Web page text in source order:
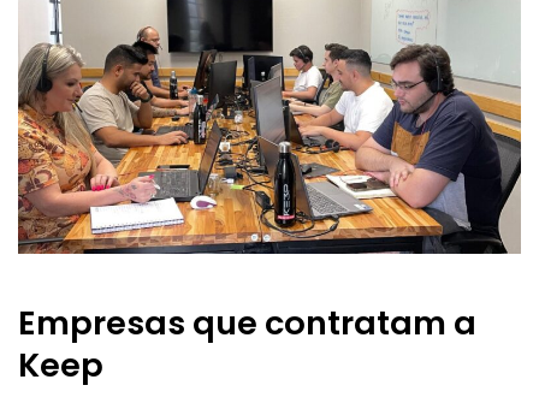
Empresas que contratam a
Keep